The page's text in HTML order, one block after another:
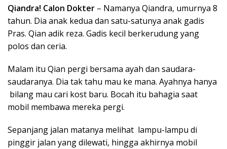
Qiandra! Calon Dokter – Namanya Qiandra, umurnya 8
tahun. Dia anak kedua dan satu-satunya anak gadis
Pras. Qian adik reza. Gadis kecil berkerudung yang
polos dan ceria.
Malam itu Qian pergi bersama ayah dan saudara-
saudaranya. Dia tak tahu mau ke mana. Ayahnya hanya
bilang mau cari kost baru. Bocah itu bahagia saat
mobil membawa mereka pergi.
Sepanjang jalan matanya melihat lampu-lampu di
pinggir jalan yang dilewati, hingga akhirnya mobil